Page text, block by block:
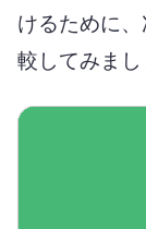
けるために
較してみまし